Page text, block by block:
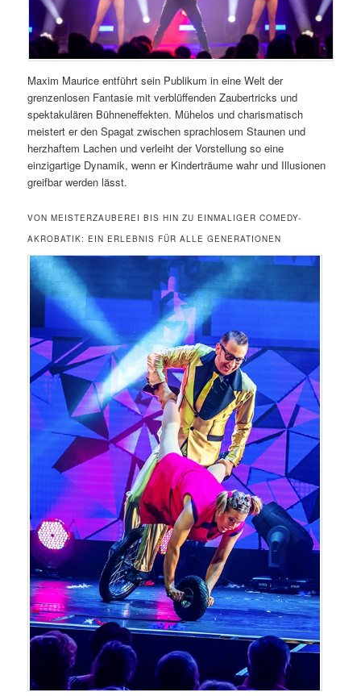
Maxim Maurice entführt sein Publikum in eine Welt der
grenzenlosen Fantasie mit verblüffenden Zaubertricks und
spektakulären Bühneneffekten. Mühelos und charismatisch
meistert er den Spagat zwischen sprachlosem Staunen und
herzhaftem Lachen und verleiht der Vorstellung so eine
einzigartige Dynamik, wenn er Kinderträume wahr und Illusionen
greifbar werden lässt.
VON MEISTERZAUBEREI BIS HIN ZU EINMALIGER COMEDY-
AKROBATIK: EIN ERLEBNIS FÜR ALLE GENERATIONEN